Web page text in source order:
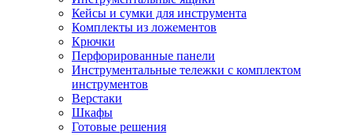
Кейсы и сумки для инструмента
Комплекты из ложементов
Крючки
Перфорированные панели
Инструментальные тележки с комплектом
инструментов
Верстаки
Шкафы
Готовые решения